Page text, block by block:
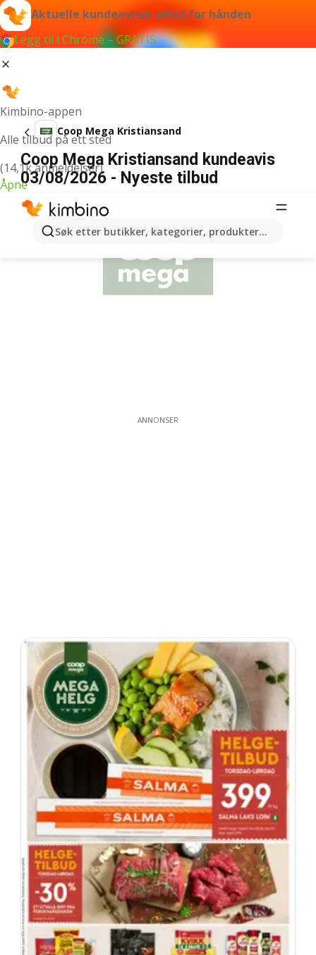
Aktuelle kundeaviser alltid for hånden
Legg til i Chrome – GRATIS
Kimbino-appen
Alle tilbud på ett sted
(14,1k anmeldelser)
Åpne
Søk etter butikker, kategorier, produkter...
Coop Mega Kristiansand
Coop Mega Kristiansand kundeavis
03/08/2026 - Nyeste tilbud
ANNONSER